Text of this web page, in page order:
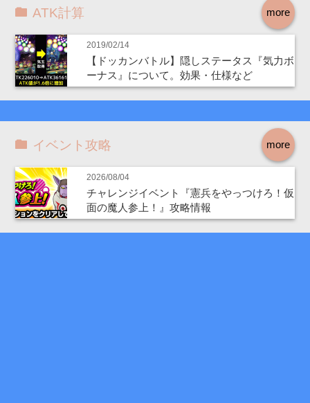
more
ATK計算
2019/02/14
【ドッカンバトル】隠しステータス『気力ボ
ーナス』について。効果・仕様など
more
イベント攻略
2026/08/04
チャレンジイベント『憲兵をやっつけろ！仮
面の魔人参上！』攻略情報